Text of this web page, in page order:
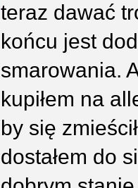
teraz dawać
końcu jest
smarowania.
kupiłem na
by się
dostałem do